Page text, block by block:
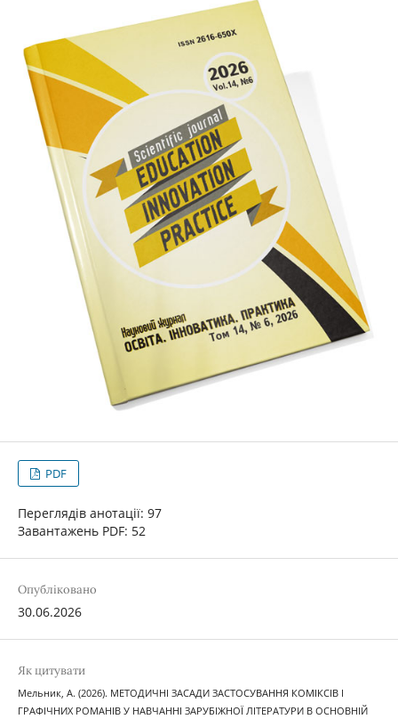
PDF
Переглядів анотації: 97
Завантажень PDF: 52
Опубліковано
30.06.2026
Як цитувати
Мельник, А. (2026). МЕТОДИЧНІ ЗАСАДИ ЗАСТОСУВАННЯ КОМІКСІВ І
ГРАФІЧНИХ РОМАНІВ У НАВЧАННІ ЗАРУБІЖНОЇ ЛІТЕРАТУРИ В ОСНОВНІЙ